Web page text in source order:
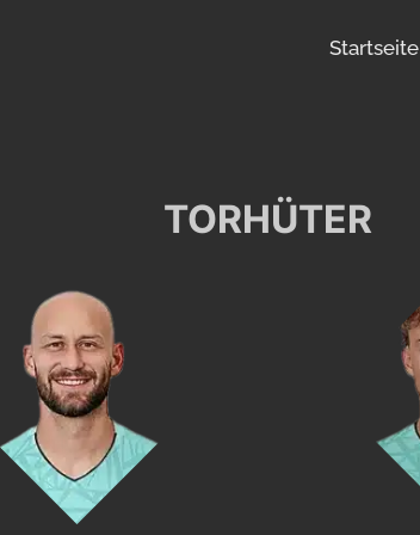
Startseite
TORHÜTER